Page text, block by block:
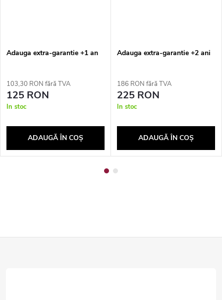
Adauga extra-garantie +1 an
103,30 RON fără TVA
125 RON
In stoc
ADAUGĂ ÎN COŞ
Adauga extra-garantie +2 ani
186 RON fără TVA
225 RON
In stoc
ADAUGĂ ÎN COŞ